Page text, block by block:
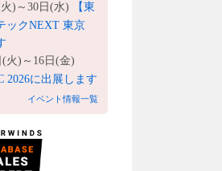
)～30日(水)
【東
ックNEXT 東京
(火)～16日(金)
2026に出展します
イベント情報一覧